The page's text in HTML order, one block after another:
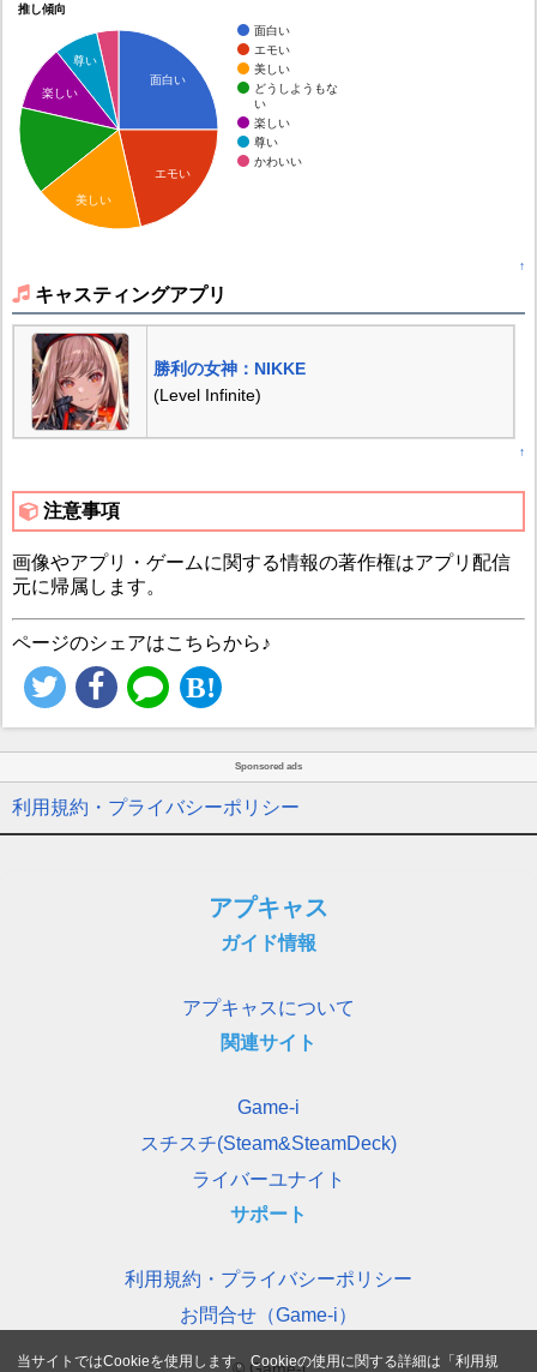
推し傾向
面白い
エモい
美しい
どうしようもな
い
楽しい
尊い
かわいい
面白い
エモい
尊い
楽しい
美しい
↑
キャスティングアプリ
勝利の女神：NIKKE
(Level Infinite)
↑
注意事項
画像やアプリ・ゲームに関する情報の著作権はアプリ配信
元に帰属します。
ページのシェアはこちらから♪
Sponsored ads
利用規約・プライバシーポリシー
アプキャス
ガイド情報
アプキャスについて
関連サイト
Game-i
スチスチ(Steam&SteamDeck)
ライバーユナイト
サポート
利用規約・プライバシーポリシー
お問合せ（Game-i）
当サイトではCookieを使用します。Cookieの使用に関する詳細は「利用規